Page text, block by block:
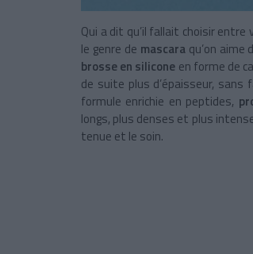
Qui a dit qu’il fallait choisir
le genre de mascara qu’on
brosse en silicone en forme de
de suite plus d’épaisseur, sans
formule enrichie en peptides,
longs, plus denses et plus
tenue et le soin.